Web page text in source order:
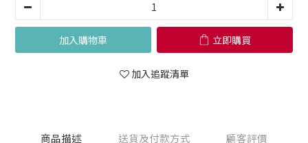
加入購物車 立即購買
加入追蹤清單
商品描述 送貨及付款方式 顧客評價